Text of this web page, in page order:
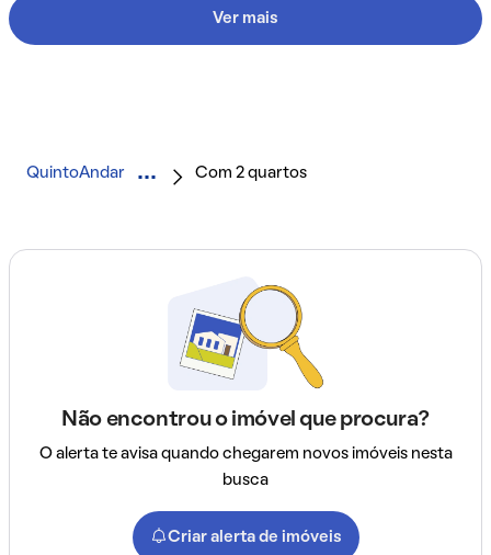
Ver mais
QuintoAndar Com 2 quartos
Não encontrou o imóvel que procura?
O alerta te avisa quando chegarem novos imóveis nesta
busca
Criar alerta de imóveis